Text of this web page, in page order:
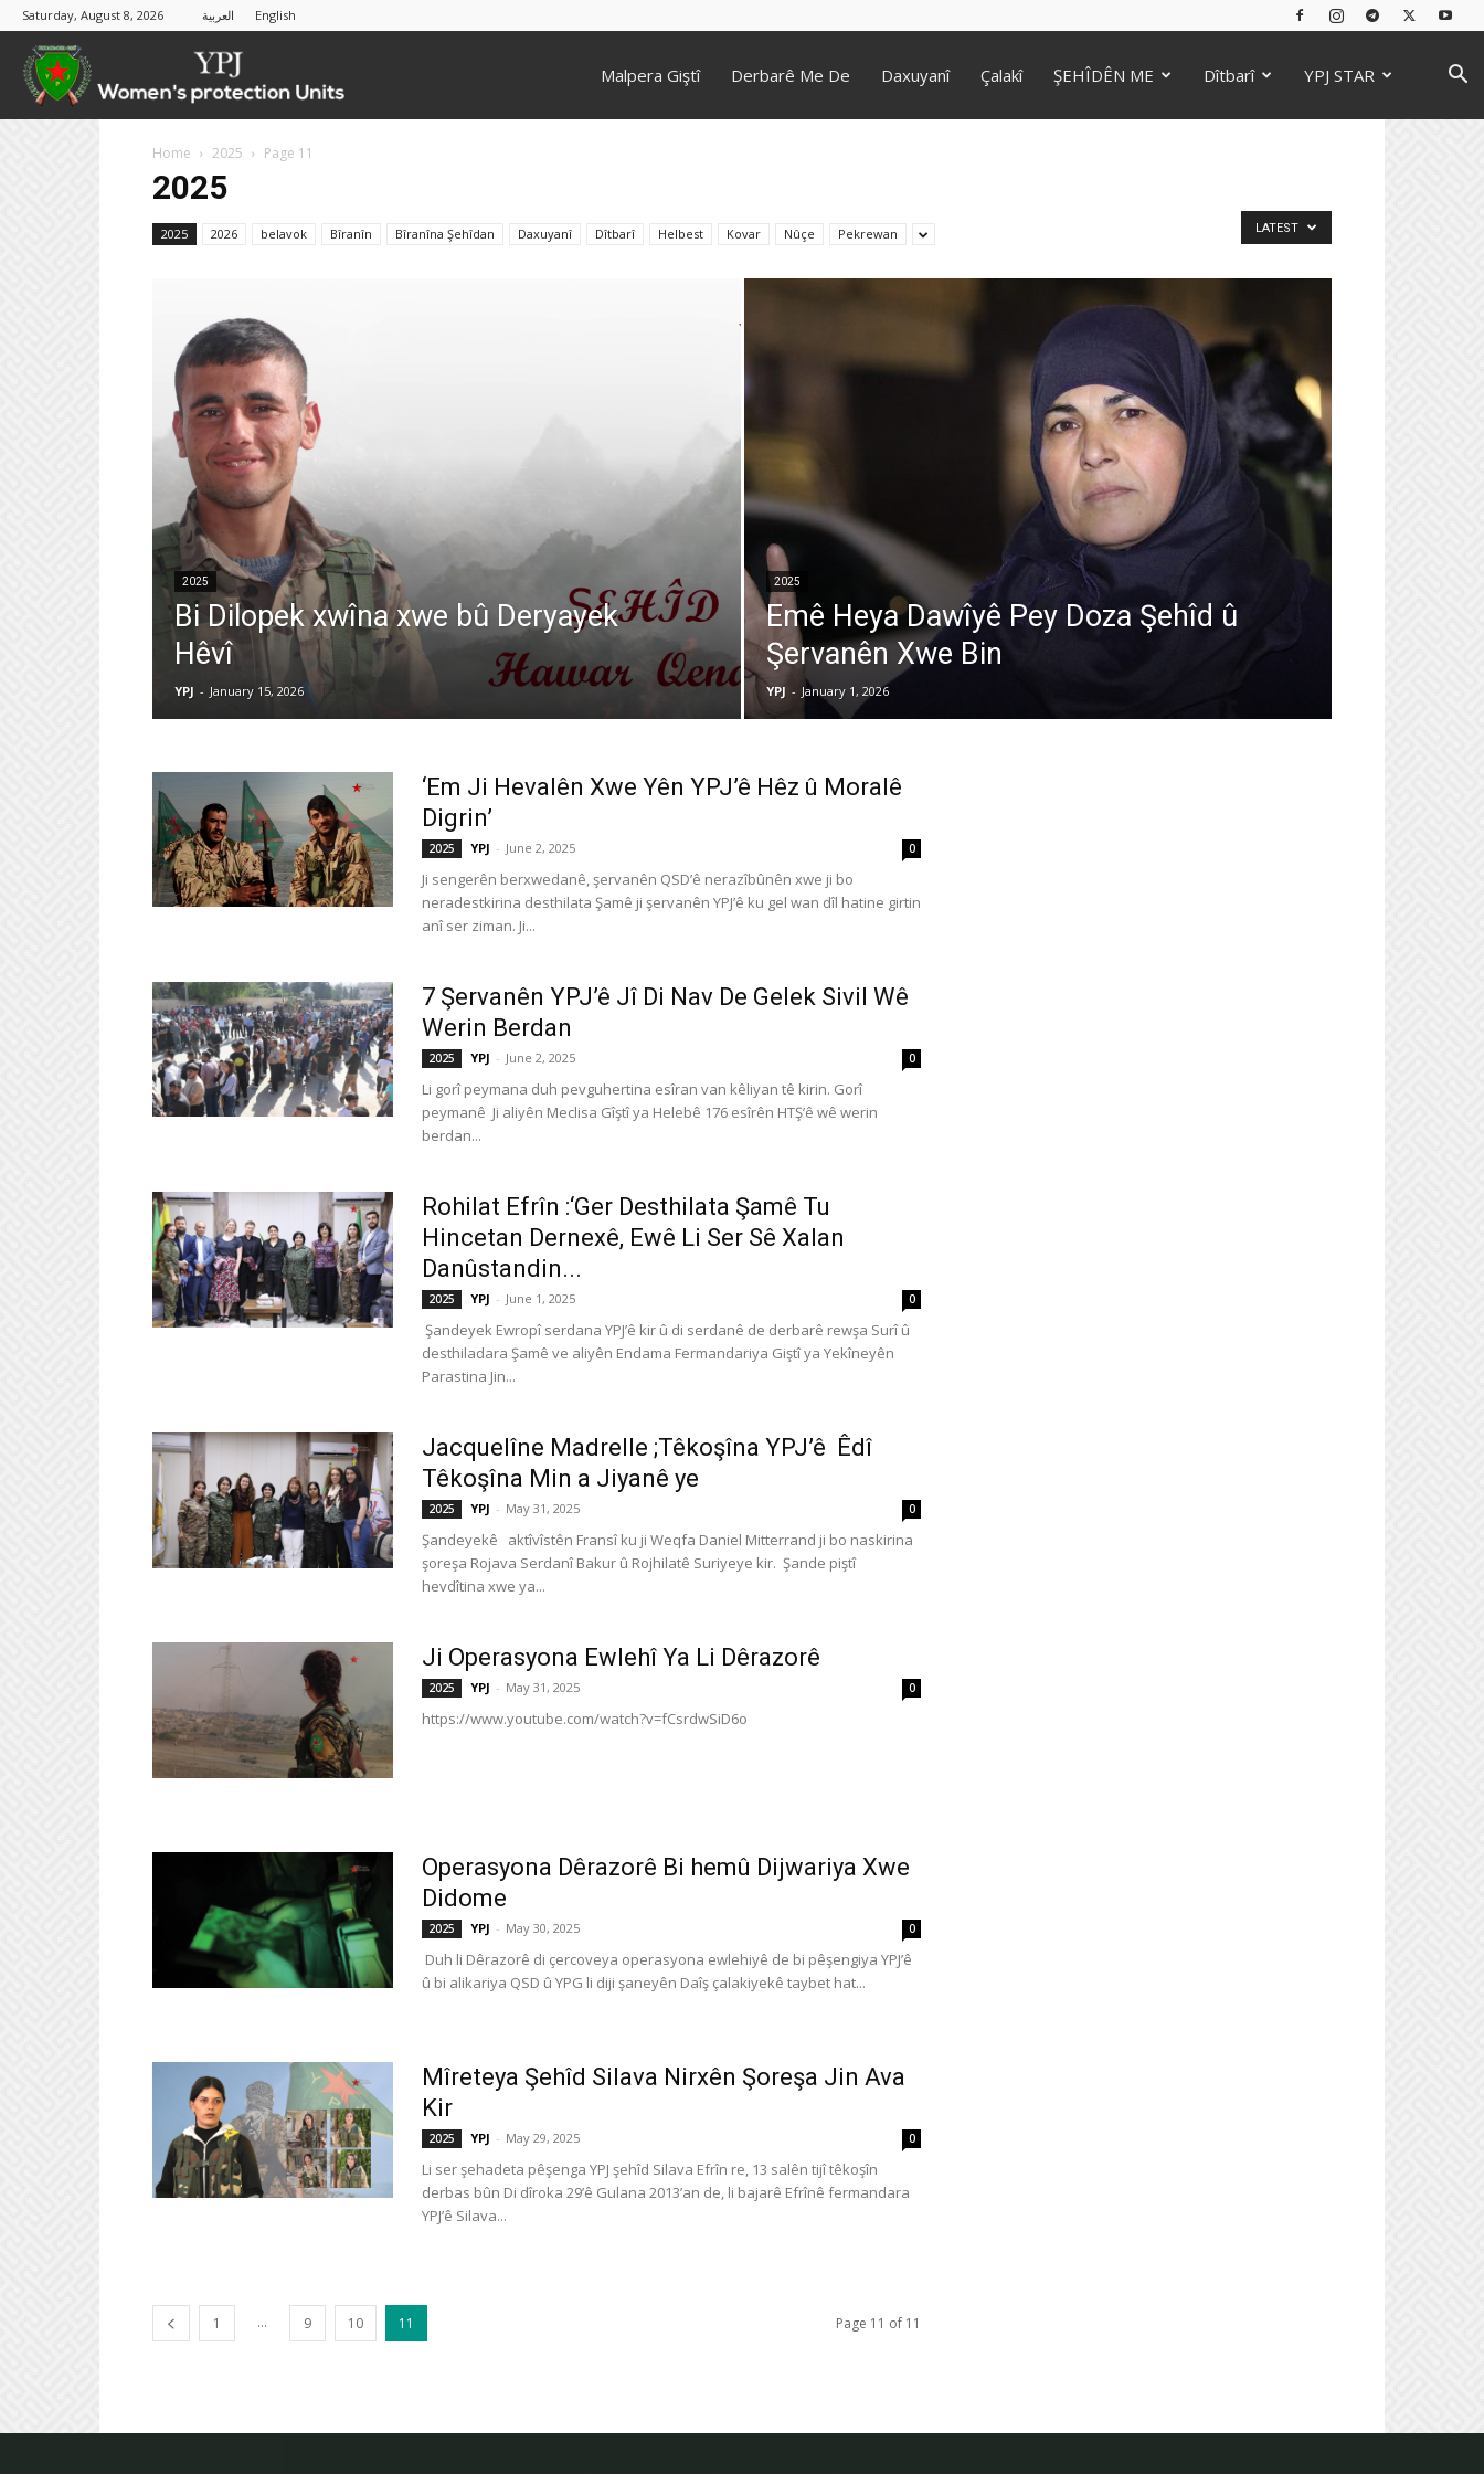
Saturday, August 8, 2026 العربية English
Malpera Giştî Derbarê Me De Daxuyanî Çalakî ŞEHÎDÊN ME Dîtbarî YPJ STAR
Home 2025 Page 11
2025
2025 2026 belavok Bîranîn Bîranîna Şehîdan Daxuyanî Dîtbarî Helbest Kovar Nûçe Pekrewan LATEST
2025
Bi Dilopek xwîna xwe bû Deryayek
Hêvî
YPJ - January 15, 2026
2025
Emê Heya Dawîyê Pey Doza Şehîd û
Şervanên Xwe Bin
YPJ - January 1, 2026
‘Em Ji Hevalên Xwe Yên YPJ’ê Hêz û Moralê
Digrin’
2025 YPJ - June 2, 2025 0
Ji sengerên berxwedanê, şervanên QSD’ê nerazîbûnên xwe ji bo
neradestkirina desthilata Şamê ji şervanên YPJ’ê ku gel wan dîl hatine girtin
anî ser ziman. Ji...
7 Şervanên YPJ’ê Jî Di Nav De Gelek Sivil Wê
Werin Berdan
2025 YPJ - June 2, 2025 0
Li gorî peymana duh pevguhertina esîran van kêliyan tê kirin. Gorî
peymanê Ji aliyên Meclisa Gîştî ya Helebê 176 esîrên HTŞ’ê wê werin
berdan...
Rohilat Efrîn :‘Ger Desthilata Şamê Tu
Hincetan Dernexê, Ewê Li Ser Sê Xalan
Danûstandin...
2025 YPJ - June 1, 2025 0
Şandeyek Ewropî serdana YPJ’ê kir û di serdanê de derbarê rewşa Surî û
desthiladara Şamê ve aliyên Endama Fermandariya Giştî ya Yekîneyên
Parastina Jin...
Jacquelîne Madrelle ;Têkoşîna YPJ’ê Êdî
Têkoşîna Min a Jiyanê ye
2025 YPJ - May 31, 2025 0
Şandeyekê aktîvîstên Fransî ku ji Weqfa Daniel Mitterrand ji bo naskirina
şoreşa Rojava Serdanî Bakur û Rojhilatê Suriyeye kir. Şande piştî
hevdîtina xwe ya...
Ji Operasyona Ewlehî Ya Li Dêrazorê
2025 YPJ - May 31, 2025 0
https://www.youtube.com/watch?v=fCsrdwSiD6o
Operasyona Dêrazorê Bi hemû Dijwariya Xwe
Didome
2025 YPJ - May 30, 2025 0
Duh li Dêrazorê di çercoveya operasyona ewlehiyê de bi pêşengiya YPJ’ê
û bi alikariya QSD û YPG li diji şaneyên Daîş çalakiyekê taybet hat...
Mîreteya Şehîd Silava Nirxên Şoreşa Jin Ava
Kir
2025 YPJ - May 29, 2025 0
Li ser şehadeta pêşenga YPJ şehîd Silava Efrîn re, 13 salên tijî têkoşîn
derbas bûn Di dîroka 29’ê Gulana 2013’an de, li bajarê Efrînê fermandara
YPJ’ê Silava...
1 ... 9 10 11 Page 11 of 11